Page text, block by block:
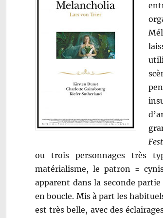
ou trois personnages très
matérialisme, le patron =
apparent dans la seconde
en boucle. Mis à part les
est très belle, avec des